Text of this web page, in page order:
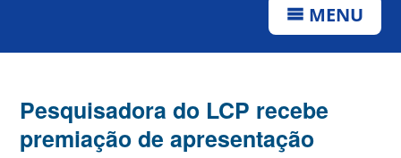
MENU
Pesquisadora do LCP recebe
premiação de apresentação